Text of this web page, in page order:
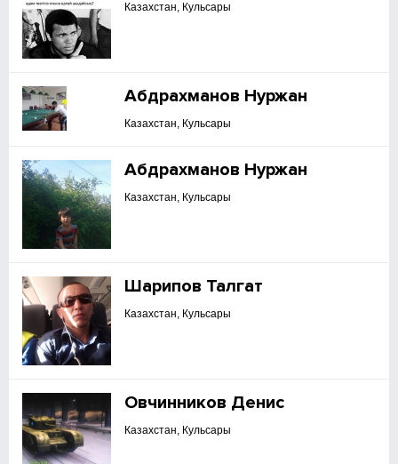
Казахстан, Кульсары
Абдрахманов Нуржан
Казахстан, Кульсары
Абдрахманов Нуржан
Казахстан, Кульсары
Шарипов Талгат
Казахстан, Кульсары
Овчинников Денис
Казахстан, Кульсары